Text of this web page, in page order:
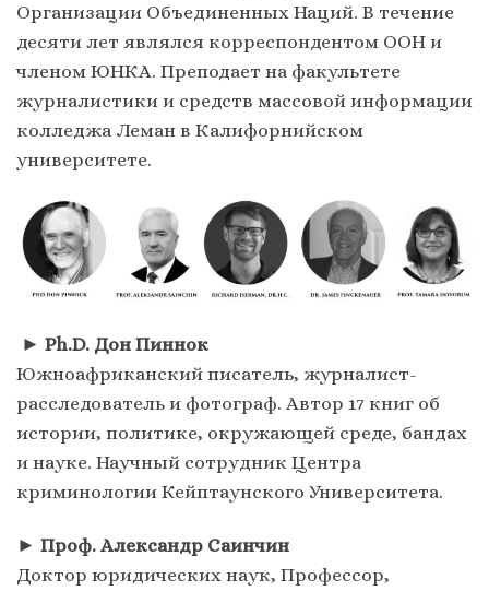
Организации Объединенных Наций. В течение
десяти лет являлся корреспондентом ООН и
членом ЮНКА. Преподает на факультете
журналистики и средств массовой информации
колледжа Леман в Калифорнийском
университете.
► Ph.D. Дон Пиннок
Южноафриканский писатель, журналист-
расследователь и фотограф. Автор 17 книг об
истории, политике, окружающей среде, бандах
и науке. Научный сотрудник Центра
криминологии Кейптаунского Университета.
► Проф. Александр Саинчин
Доктор юридических наук, Профессор,